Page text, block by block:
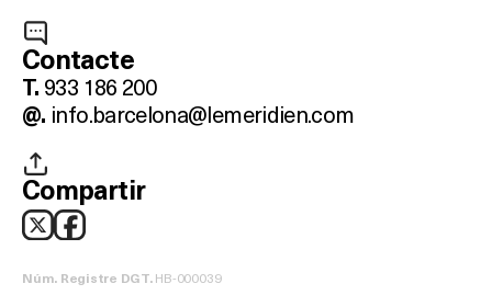
Contacte
T. 933 186 200
@. info.barcelona@lemeridien.com
Compartir
Núm. Registre DGT.HB-000039